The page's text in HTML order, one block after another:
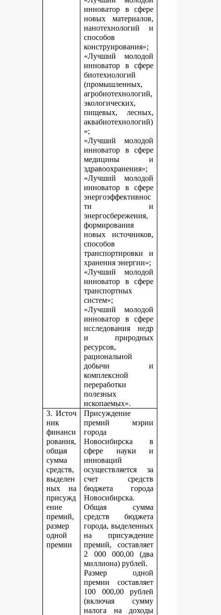
инноватор в сфере
новых материалов,
нанотехнологий и
способов
конструирования»;
«Лучший молодой
инноватор в сфере
биотехнологий
(промышленных,
агробиотехнологий,
экологических,
пищевых, лесных,
аквабиотехнологий)
»;
«Лучший молодой
инноватор в сфере
медицины и
здравоохранения»;
«Лучший молодой
инноватор в сфере
энергоэффективнос
ти и
энергосбережения,
формирования
новых источников,
способов
транспортировки и
хранения энергии»;
«Лучший молодой
инноватор в сфере
транспортных
систем»;
«Лучший молодой
инноватор в сфере
исследования недр
и природных
ресурсов,
рациональной
добычи и
комплексной
переработки
полезных
ископаемых».
3. Источ
ник
финанси
рования,
общая
сумма
средств,
выделен
ных на
присужд
ение
премий,
размер
одной
премии
Присуждение
премий мэрии
города
Новосибирска в
сфере науки и
инноваций
осуществляется за
счет средств
бюджета города
Новосибирска.
Общая сумма
средств бюджета
города, выделенных
на присуждение
премий, составляет
2 000 000,00 (два
миллиона) рублей.
Размер одной
премии составляет
100 000,00 рублей
(включая сумму
налога на доходы